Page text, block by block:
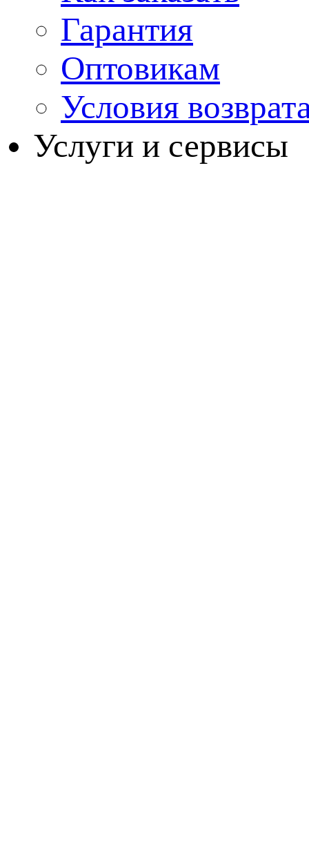
Гарантия
Оптовикам
Условия
Услуги и сервисы